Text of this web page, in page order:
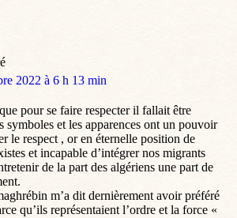
2022 à 6 h 13 min
pour se faire respecter il fallait être
symboles et les apparences ont un pouvoir
le respect , or en éternelle position de
et incapable d’intégrer nos migrants
de la part des algériens une part de
m’a dit dernièrement avoir préféré
qu’ils représentaient l’ordre et la force «